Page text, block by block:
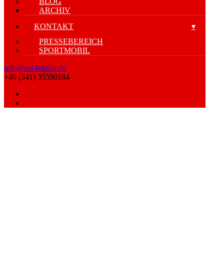
ARCHIV
KONTAKT
PRESSEBEREICH
SPORTMOBIL
info@osl-leipzig.de
+49 (341) 35590184